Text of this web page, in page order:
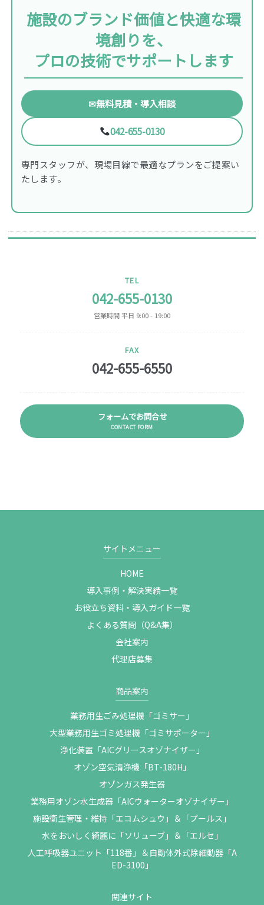
施設のブランド価値と快適な環
境創りを、
プロの技術でサポートします
✉無料見積・導入相談
042-655-0130
専門スタッフが、現場目線で最適なプランをご提案い
たします。
TEL
042-655-0130
営業時間 平日 9:00 - 19:00
FAX
042-655-6550
フォームでお問合せ
CONTACT FORM
サイトメニュー
HOME
導入事例・解決実績一覧
お役立ち資料・導入ガイド一覧
よくある質問（Q&A集）
会社案内
代理店募集
商品案内
業務用生ごみ処理機「ゴミサー」
大型業務用生ゴミ処理機「ゴミサポーター」
浄化装置「AICグリースオゾナイザー」
オゾン空気清浄機「BT-180H」
オゾンガス発生器
業務用オゾン水生成器「AICウォーターオゾナイザー」
施設衛生管理・維持「エコムシュウ」＆「プールス」
水をおいしく綺麗に「ソリューブ」＆「エルセ」
人工呼吸器ユニット「118番」＆自動体外式除細動器「A
ED-3100」
関連サイト